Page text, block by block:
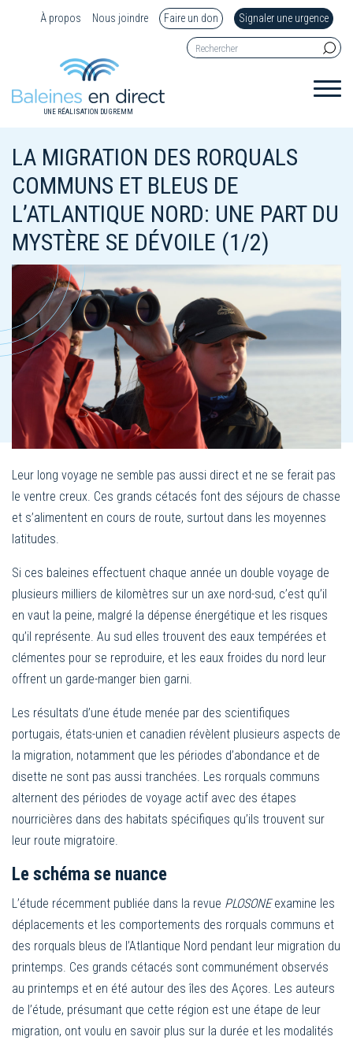
À propos Nous joindre Faire un don Signaler une urgence
UNE RÉALISATION DU GREMM
LA MIGRATION DES RORQUALS
COMMUNS ET BLEUS DE
L’ATLANTIQUE NORD: UNE PART DU
MYSTÈRE SE DÉVOILE (1/2)
Leur long voyage ne semble pas aussi direct et ne se ferait pas
le ventre creux. Ces grands cétacés font des séjours de chasse
et s’alimentent en cours de route, surtout dans les moyennes
latitudes.
Si ces baleines effectuent chaque année un double voyage de
plusieurs milliers de kilomètres sur un axe nord-sud, c’est qu’il
en vaut la peine, malgré la dépense énergétique et les risques
qu’il représente. Au sud elles trouvent des eaux tempérées et
clémentes pour se reproduire, et les eaux froides du nord leur
offrent un garde-manger bien garni.
Les résultats d’une étude menée par des scientifiques
portugais, états-unien et canadien révèlent plusieurs aspects de
la migration, notamment que les périodes d’abondance et de
disette ne sont pas aussi tranchées. Les rorquals communs
alternent des périodes de voyage actif avec des étapes
nourricières dans des habitats spécifiques qu’ils trouvent sur
leur route migratoire.
Le schéma se nuance
L’étude récemment publiée dans la revue PLOSONEexamine les
déplacements et les comportements des rorquals communs et
des rorquals bleus de l’Atlantique Nord pendant leur migration du
printemps. Ces grands cétacés sont communément observés
au printemps et en été autour des îles des Açores. Les auteurs
de l’étude, présumant que cette région est une étape de leur
migration, ont voulu en savoir plus sur la durée et les modalités